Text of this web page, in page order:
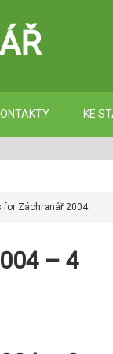
KE
for Záchranář 2004
– 4